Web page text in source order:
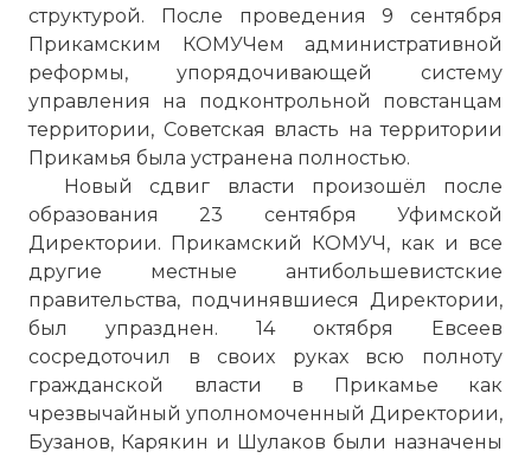
структурой. После проведения 9 сентября
Прикамским КОМУЧем административной
реформы, упорядочивающей систему
управления на подконтрольной повстанцам
территории, Советская власть на территории
Прикамья была устранена полностью.
Новый сдвиг власти произошёл после
образования 23 сентября Уфимской
Директории. Прикамский КОМУЧ, как и все
другие местные антибольшевистские
правительства, подчинявшиеся Директории,
был упразднен. 14 октября Евсеев
сосредоточил в своих руках всю полноту
гражданской власти в Прикамье как
чрезвычайный уполномоченный Директории,
Бузанов, Карякин и Шулаков были назначены